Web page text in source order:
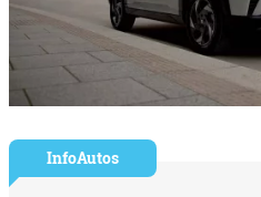
InfoAutos